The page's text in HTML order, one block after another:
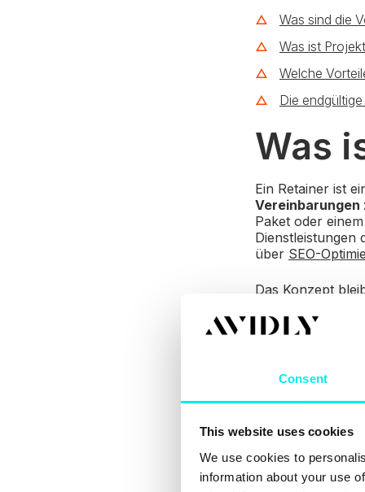
Consent
This website uses cookies
We use cookies to
information about your use
Was sind die
Was ist
Welche
Die
Was
Ein Retainer ist
Vereinbarungen
Paket oder
Dienstleistungen
über SEO-
Das Konzept
verwenden ein
geschuldet wird.
Was
Effizienz.
Es